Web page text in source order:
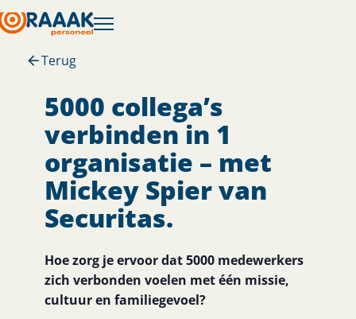
Terug
5000 collega’s
verbinden in 1
organisatie – met
Mickey Spier van
Securitas.
Hoe zorg je ervoor dat 5000 medewerkers
zich verbonden voelen met één missie,
cultuur en familiegevoel?